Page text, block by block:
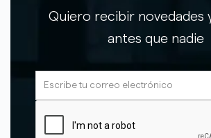
Quiero recibir novedades
antes que nadie